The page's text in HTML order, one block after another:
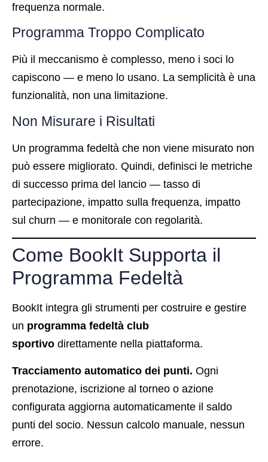
frequenza normale.
Programma Troppo Complicato
Più il meccanismo è complesso, meno i soci lo
capiscono — e meno lo usano. La semplicità è una
funzionalità, non una limitazione.
Non Misurare i Risultati
Un programma fedeltà che non viene misurato non
può essere migliorato. Quindi, definisci le metriche
di successo prima del lancio — tasso di
partecipazione, impatto sulla frequenza, impatto
sul churn — e monitorale con regolarità.
Come BookIt Supporta il
Programma Fedeltà
BookIt integra gli strumenti per costruire e gestire
un programma fedeltà club
sportivo direttamente nella piattaforma.
Tracciamento automatico dei punti. Ogni
prenotazione, iscrizione al torneo o azione
configurata aggiorna automaticamente il saldo
punti del socio. Nessun calcolo manuale, nessun
errore.